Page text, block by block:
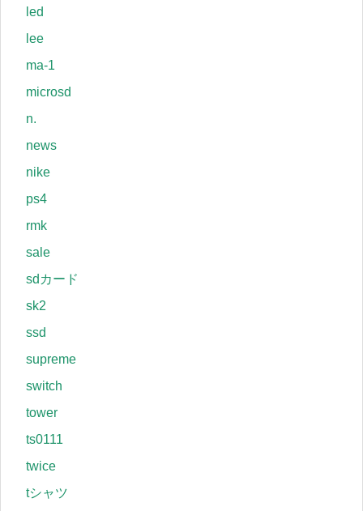
led
lee
ma-1
microsd
n.
news
nike
ps4
rmk
sale
sdカード
sk2
ssd
supreme
switch
tower
ts0111
twice
tシャツ